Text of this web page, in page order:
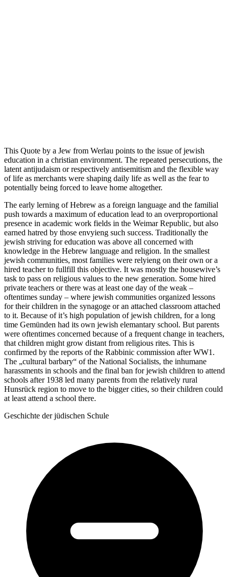
This Quote by a Jew from Werlau points to the issue of jewish
education in a christian environment. The repeated persecutions, the
latent antijudaism or respectively antisemitism and the flexible way
of life as merchants were shaping daily life as well as the fear to
potentially being forced to leave home altogether.
The early lerning of Hebrew as a foreign language and the familial
push towards a maximum of education lead to an overproportional
presence in academic work fields in the Weimar Republic, but also
earned hatred by those envyieng such success. Traditionally the
jewish striving for education was above all concerned with
knowledge in the Hebrew language and religion. In the smallest
jewish communities, most families were relyieng on their own or a
hired teacher to fullfill this objective. It was mostly the housewive’s
task to pass on religious values to the new generation. Some hired
private teachers or there was at least one day of the weak –
oftentimes sunday – where jewish communities organized lessons
for their children in the synagoge or an attached classroom attached
to it. Because of it’s high population of jewish children, for a long
time Gemünden had its own jewish elemantary school. But parents
were oftentimes concerned because of a frequent change in teachers,
that children might grow distant from religious rites. This is
confirmed by the reports of the Rabbinic commission after WW1.
The „cultural barbary“ of the National Socialists, the inhumane
harassments in schools and the final ban for jewish children to attend
schools after 1938 led many parents from the relatively rural
Hunsrück region to move to the bigger cities, so their children could
at least attend a school there.
Geschichte der jüdischen Schule